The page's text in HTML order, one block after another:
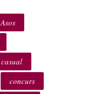
Asos
casual
concurs